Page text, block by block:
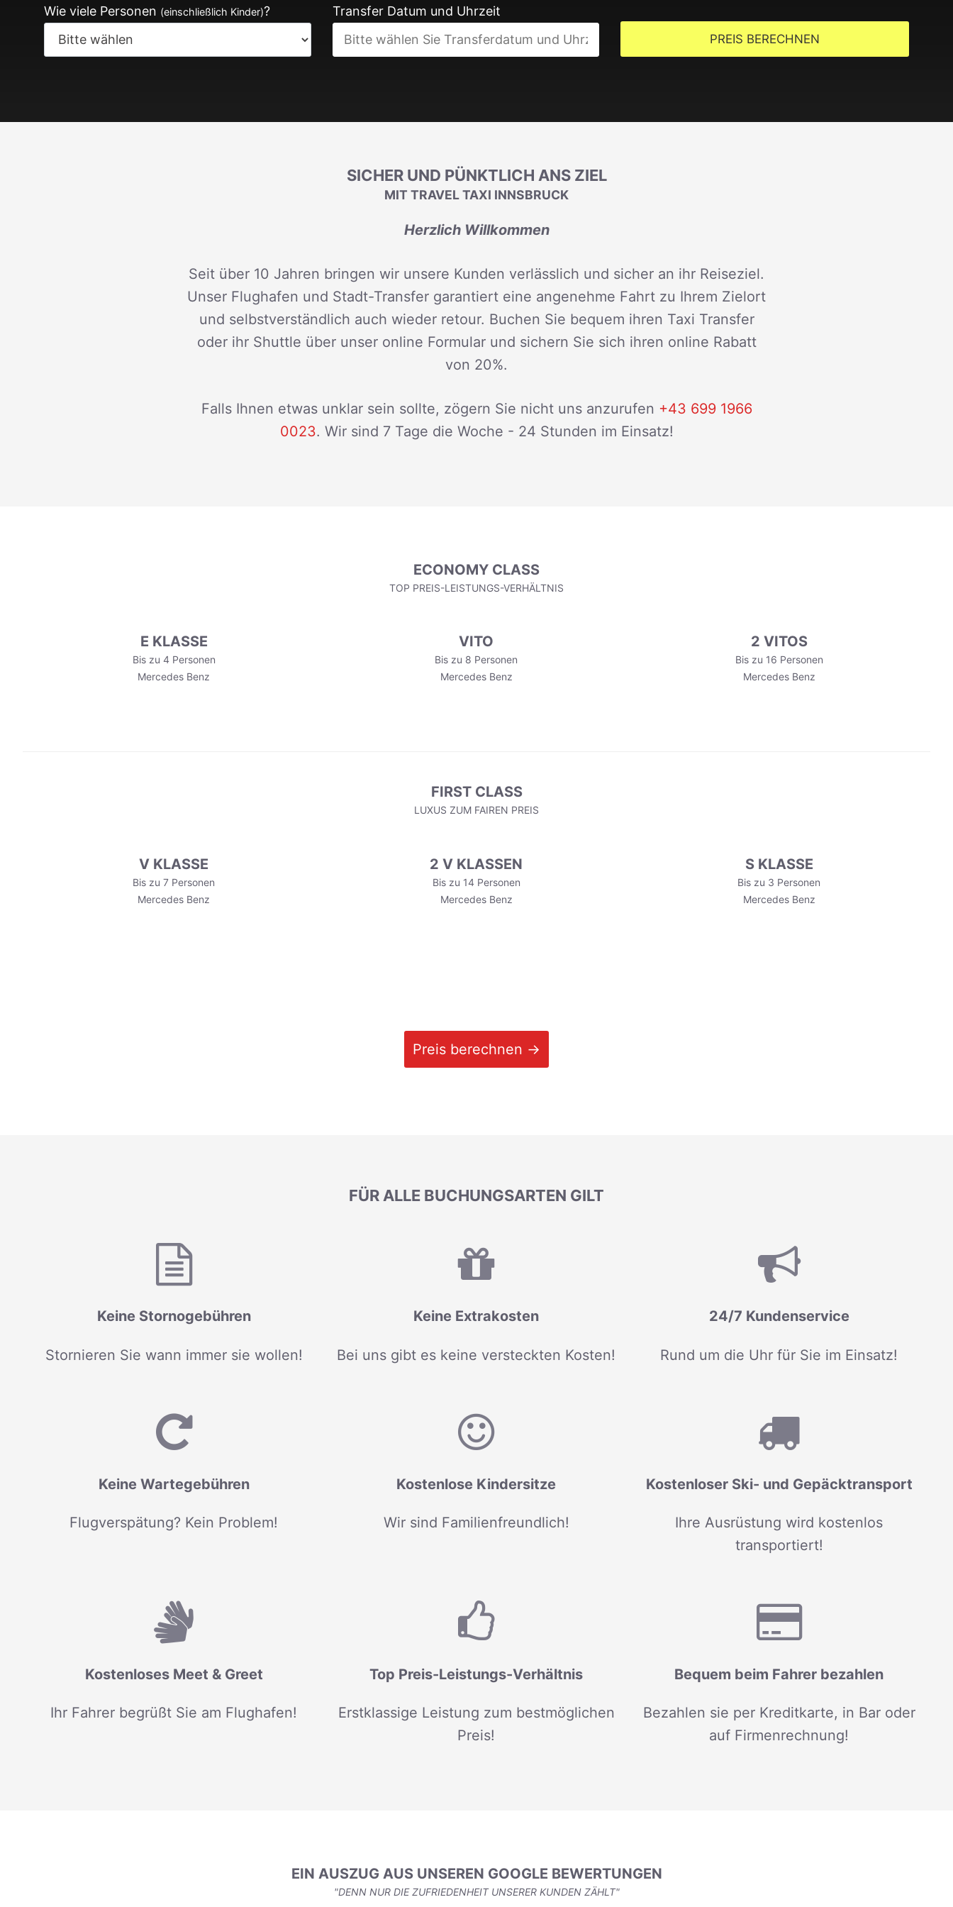
Wie viele Personen (einschließlich Kinder)? Transfer Datum und Uhrzeit
PREIS BERECHNEN
SICHER UND PÜNKTLICH ANS ZIEL
MIT TRAVEL TAXI INNSBRUCK
Herzlich Willkommen
Seit über 10 Jahren bringen wir unsere Kunden verlässlich und sicher an ihr Reiseziel.
Unser Flughafen und Stadt-Transfer garantiert eine angenehme Fahrt zu Ihrem Zielort
und selbstverständlich auch wieder retour. Buchen Sie bequem ihren Taxi Transfer
oder ihr Shuttle über unser online Formular und sichern Sie sich ihren online Rabatt
von 20%.
Falls Ihnen etwas unklar sein sollte, zögern Sie nicht uns anzurufen +43 699 1966
0023. Wir sind 7 Tage die Woche - 24 Stunden im Einsatz!
ECONOMY CLASS
TOP PREIS-LEISTUNGS-VERHÄLTNIS
E KLASSE
Bis zu 4 Personen
Mercedes Benz
VITO
Bis zu 8 Personen
Mercedes Benz
2 VITOS
Bis zu 16 Personen
Mercedes Benz
FIRST CLASS
LUXUS ZUM FAIREN PREIS
V KLASSE
Bis zu 7 Personen
Mercedes Benz
2 V KLASSEN
Bis zu 14 Personen
Mercedes Benz
S KLASSE
Bis zu 3 Personen
Mercedes Benz
Preis berechnen →
FÜR ALLE BUCHUNGSARTEN GILT
Keine Stornogebühren
Stornieren Sie wann immer sie wollen!
Keine Extrakosten
Bei uns gibt es keine versteckten Kosten!
24/7 Kundenservice
Rund um die Uhr für Sie im Einsatz!
Keine Wartegebühren
Flugverspätung? Kein Problem!
Kostenlose Kindersitze
Wir sind Familienfreundlich!
Kostenloser Ski- und Gepäcktransport
Ihre Ausrüstung wird kostenlos
transportiert!
Kostenloses Meet & Greet
Ihr Fahrer begrüßt Sie am Flughafen!
Top Preis-Leistungs-Verhältnis
Erstklassige Leistung zum bestmöglichen
Preis!
Bequem beim Fahrer bezahlen
Bezahlen sie per Kreditkarte, in Bar oder
auf Firmenrechnung!
EIN AUSZUG AUS UNSEREN GOOGLE BEWERTUNGEN
"DENN NUR DIE ZUFRIEDENHEIT UNSERER KUNDEN ZÄHLT"